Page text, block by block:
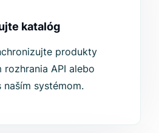
katalóg
produkty
API alebo
systémom.